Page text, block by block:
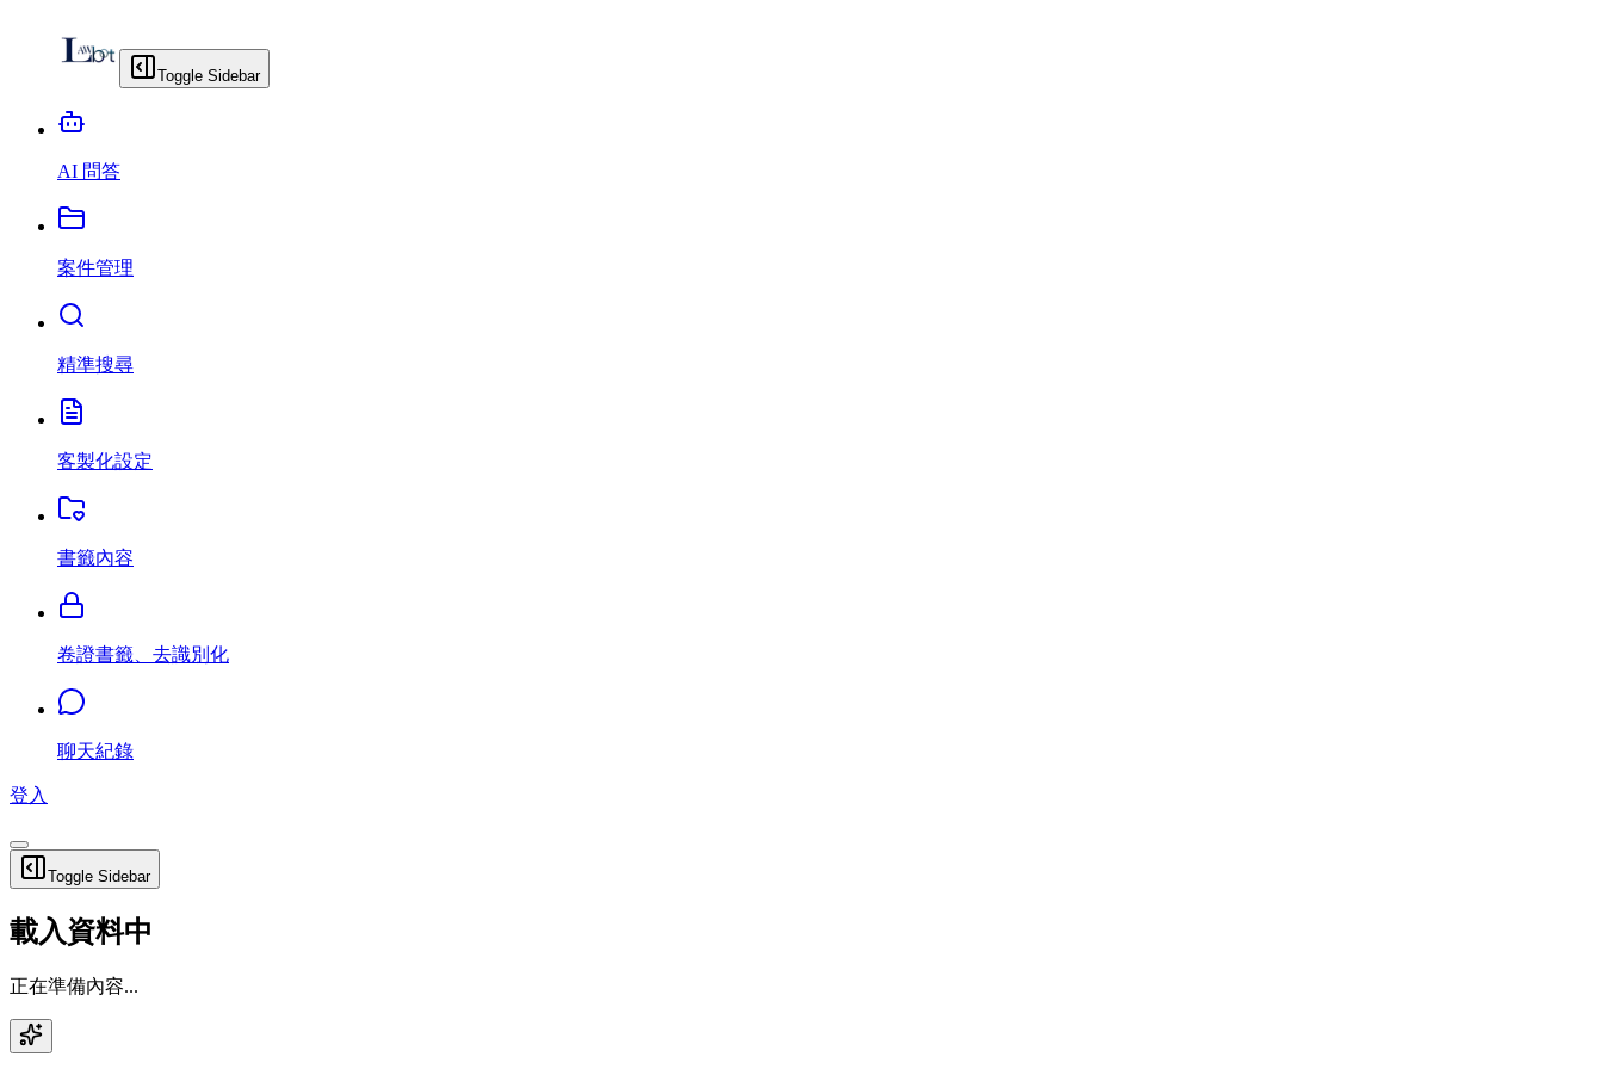
Toggle Sidebar
AI 問答
案件管理
精準搜尋
客製化設定
書籤內容
卷證書籤、去識別化
聊天紀錄
登入
Toggle Sidebar
載入資料中
正在準備內容...